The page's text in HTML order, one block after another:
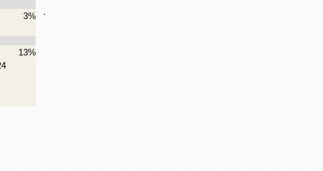
3%
13%
.